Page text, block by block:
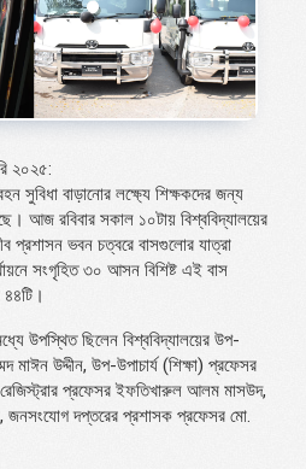
২০২৫:
সুবিধা বাড়ানোর লক্ষ্যে শিক্ষকদের জন্য
আজ রবিবার সকাল ১০টায় বিশ্ববিদ্যালয়ের
প্রশাসন ভবন চত্বরে বাসগুলোর যাত্রা
সংগৃহিত ৩০ আসন বিশিষ্ট এই বাস
উপস্থিত ছিলেন বিশ্ববিদ্যালয়ের উপ-
মাঈন উদ্দীন, উপ-উপাচার্য (শিক্ষা) প্রফেসর
রেজিস্ট্রার প্রফেসর ইফতিখারুল আলম মাসউদ,
জনসংযোগ দপ্তরের প্রশাসক প্রফেসর মো.